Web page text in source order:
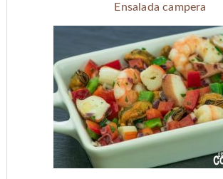
Ensalada campera